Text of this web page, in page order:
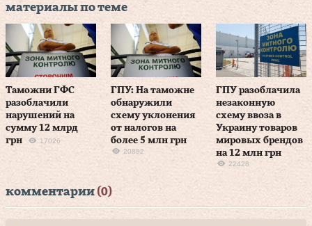
материалы по теме
Таможни ГФС
разоблачили
нарушений на
сумму 12 млрд
грн
17026
ГПУ: На таможне
обнаружили
схему уклонения
от налогов на
более 5 млн грн
20882
ГПУ разоблачила
незаконную
схему ввоза в
Украину товаров
мировых брендов
на 12 млн грн
22428
комментарии (0)